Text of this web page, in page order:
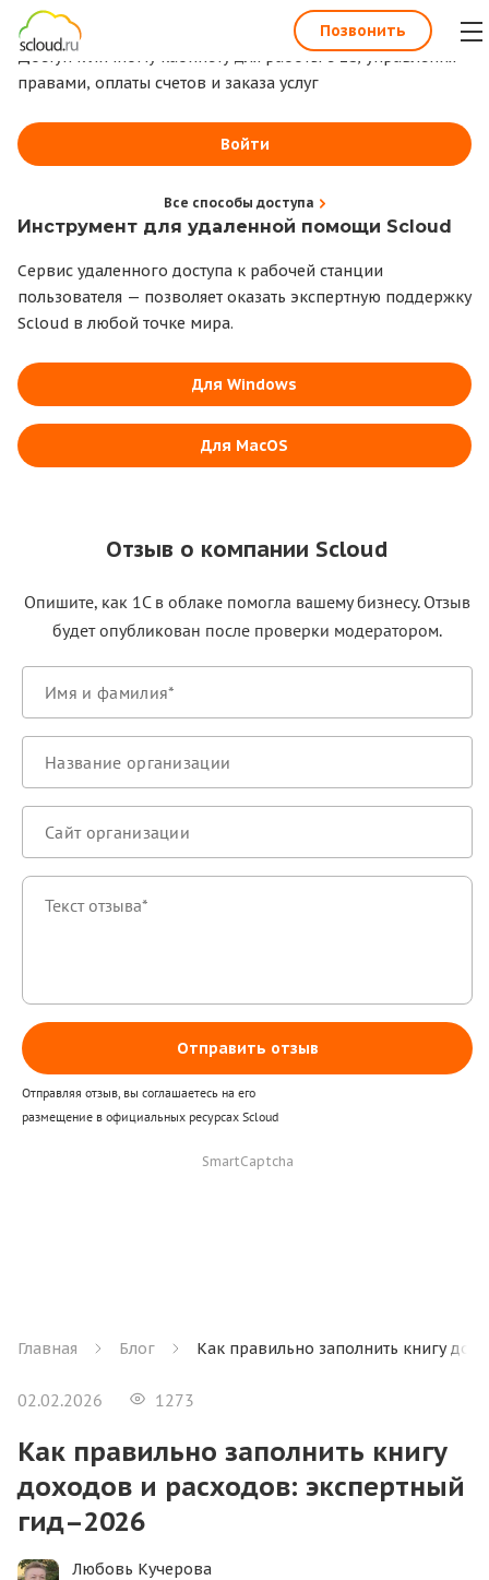
1С всегда под рукой
Доступ к личному кабинету для работы с 1С, управления
правами, оплаты счетов и заказа услуг
Войти
Все способы доступа
Инструмент для удаленной помощи Scloud
Сервис удаленного доступа к рабочей станции
пользователя — позволяет оказать экспертную поддержку
Scloud в любой точке мира.
Для Windows
Для MacOS
Позвонить
Отзыв о компании Scloud
Опишите, как 1С в облаке помогла вашему бизнесу. Отзыв
будет опубликован после проверки модератором.
Отправить отзыв
Отправляя отзыв, вы соглашаетесь на его
размещение в официальных ресурсах Scloud
SmartCaptcha
Главная Блог Как правильно заполнить книгу
02.02.2026 1273
Как правильно заполнить книгу
доходов и расходов: экспертный
гид–2026
Любовь Кучерова